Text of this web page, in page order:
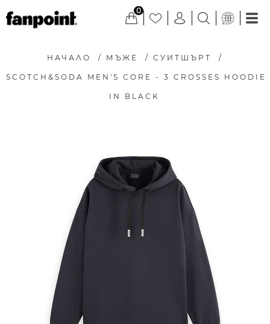
0
НАЧАЛО / МЪЖЕ / СУИТШЪРТ /
SCOTCH&SODA MEN'S CORE - 3 CROSSES HOODIE
IN BLACK